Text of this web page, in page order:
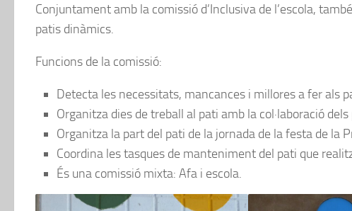
Conjuntament amb la comissió d’Inclusiva de l’escola,
patis dinàmics.
Funcions de la comissió:
Detecta les necessitats, mancances i millores a fer als
Organitza dies de treball al pati amb la col·laboració dels
Organitza la part del pati de la jornada de la festa de la
Coordina les tasques de manteniment del pati que
És una comissió mixta: Afa i escola.